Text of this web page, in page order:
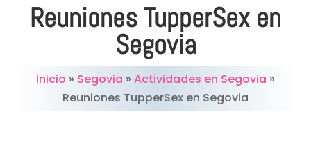
Reuniones TupperSex en
Segovia
Inicio » Segovia » Actividades en Segovia »
Reuniones TupperSex en Segovia